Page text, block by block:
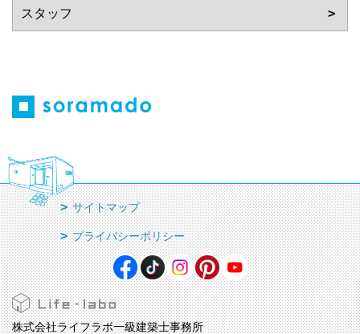
サイトマップ
プライバシーポリシー
株式会社ライフラボ一級建築士事務所